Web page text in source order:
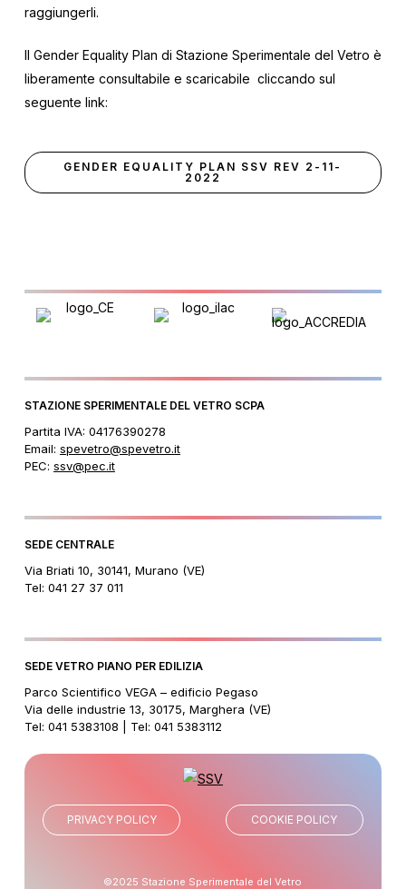
raggiungerli.
Il Gender Equality Plan di Stazione Sperimentale del Vetro è
liberamente consultabile e scaricabile cliccando sul
seguente link:
GENDER EQUALITY PLAN SSV REV 2-11-
2022
STAZIONE SPERIMENTALE DEL VETRO SCPA
Partita IVA: 04176390278
Email: spevetro@spevetro.it
PEC: ssv@pec.it
SEDE CENTRALE
Via Briati 10, 30141, Murano (VE)
Tel: 041 27 37 011
SEDE VETRO PIANO PER EDILIZIA
Parco Scientifico VEGA – edificio Pegaso
Via delle industrie 13, 30175, Marghera (VE)
Tel: 041 5383108 | Tel: 041 5383112
©2025 Stazione Sperimentale del Vetro
PRIVACY POLICY COOKIE POLICY